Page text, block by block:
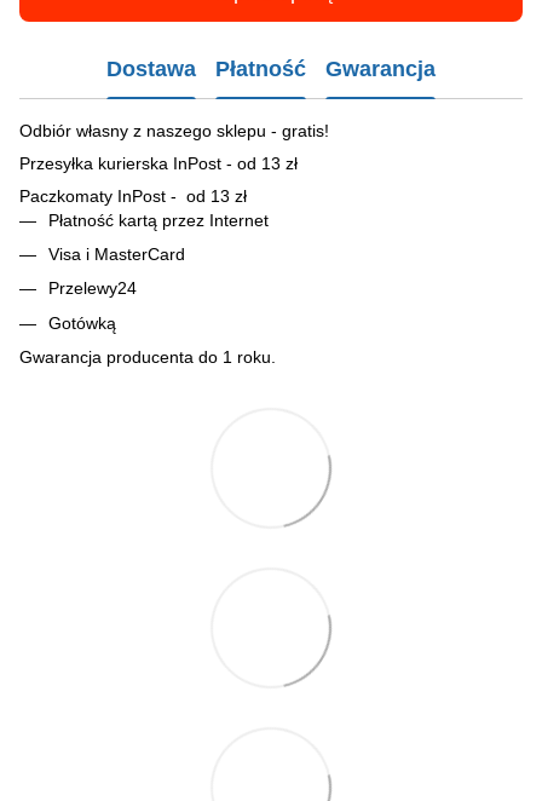
Dostawa Płatność Gwarancja
Odbiór własny z naszego sklepu - gratis!
Przesyłka kurierska InPost - od 13 zł
Paczkomaty InPost - od 13 zł
Płatność kartą przez Internet
Visa i MasterCard
Przelewy24
Gotówką
Gwarancja producenta do 1 roku.